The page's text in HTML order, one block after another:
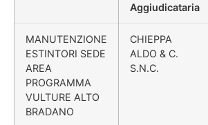
Aggiudicataria
MANUTENZIONE
ESTINTORI SEDE
AREA
PROGRAMMA
VULTURE ALTO
BRADANO
CHIEPPA
ALDO & C.
S.N.C.